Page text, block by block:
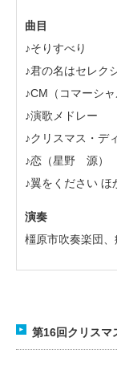
曲目
♪そりすべり
♪君の名はセレク
♪CM（コマーシ
♪演歌メドレー
♪クリスマス・デ
♪恋（星野 源）
♪翼をください ほ
演奏
橿原市吹奏楽団、
第16回クリスマ